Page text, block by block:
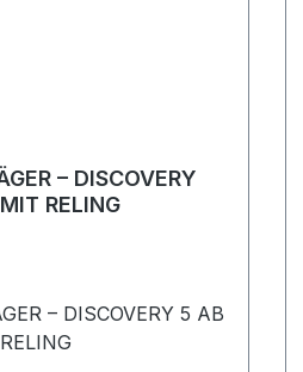
– DISCOVERY
RELING
– DISCOVERY 5 AB